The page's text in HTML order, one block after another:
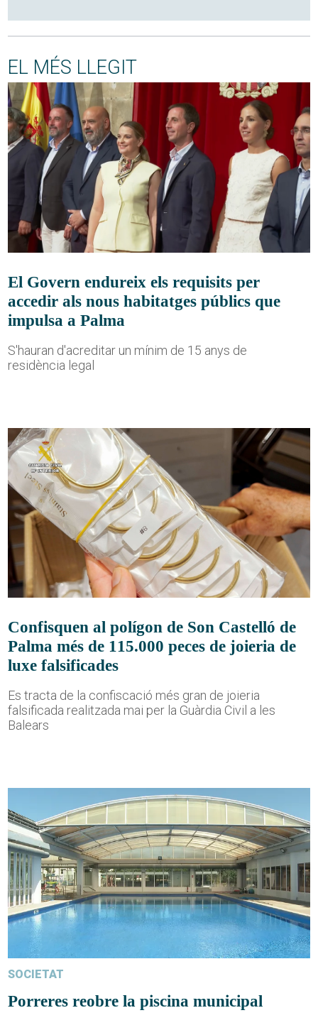
EL MÉS LLEGIT
El Govern endureix els requisits per
accedir als nous habitatges públics que
impulsa a Palma
S'hauran d'acreditar un mínim de 15 anys de
residència legal
Confisquen al polígon de Son Castelló de
Palma més de 115.000 peces de joieria de
luxe falsificades
Es tracta de la confiscació més gran de joieria
falsificada realitzada mai per la Guàrdia Civil a les
Balears
SOCIETAT
Porreres reobre la piscina municipal